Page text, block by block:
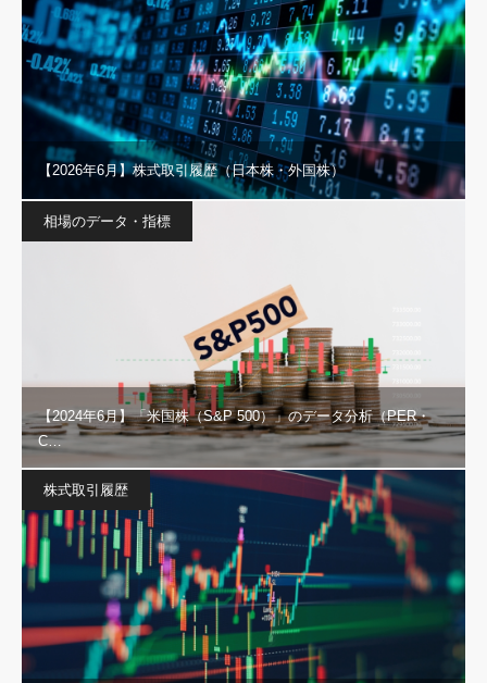
【2026年6月】株式取引履歴（日本株・外国株）
相場のデータ・指標
【2024年6月】「米国株（S&P 500）」のデータ分析（PER・
C…
株式取引履歴